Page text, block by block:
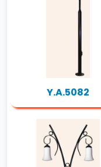
Y.A.5082